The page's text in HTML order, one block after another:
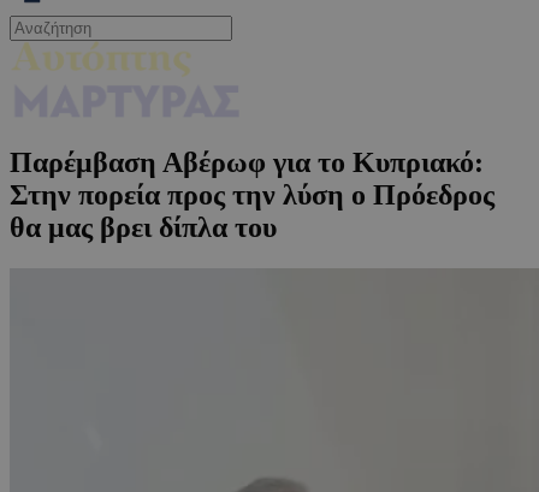
Παρέμβαση Αβέρωφ για το Κυπριακό:
Στην πορεία προς την λύση ο Πρόεδρος
θα μας βρει δίπλα του